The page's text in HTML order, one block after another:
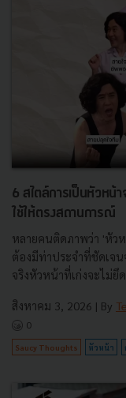
6 สไตล์การเป็นหัวห
ใช้ให้ตรงสถานการณ์
หลายคนติดภาพว่า 'หัวห
ต้องมีท่าประจำที่ชัดเจน
จริงหัวหน้าที่เก่งจะไม่ยึ
สิงหาคม 3, 2026 | By
0
Saucy Thoughts หัวหน้า